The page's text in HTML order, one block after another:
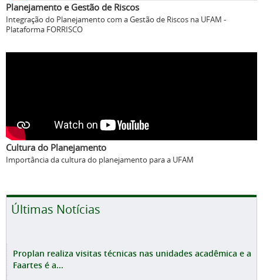
Planejamento e Gestão de Riscos
Integração do Planejamento com a Gestão de Riscos na UFAM -
Plataforma FORRISCO
Cultura do Planejamento
Importância da cultura do planejamento para a UFAM
Últimas Notícias
Proplan realiza visitas técnicas nas unidades acadêmica e a
Faartes é a...